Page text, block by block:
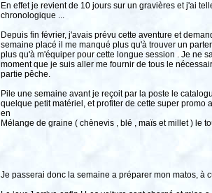
En effet je revient de 10 jours sur un gravières et j'ai
chronologique ...
Depuis fin février, j'avais prévu cette aventure et
semaine placé il me manqué plus qu'à trouver un
plus qu'à m'équiper pour cette longue session . Je ne
moment que je suis aller me fournir de tous le
partie pêche.
Pile une semaine avant je reçoit par la poste le
quelque petit matériel, et profiter de cette super promo
en
Mélange de graine ( chènevis , blé , maïs et millet ) le
Je passerai donc la semaine a préparer mon matos, à